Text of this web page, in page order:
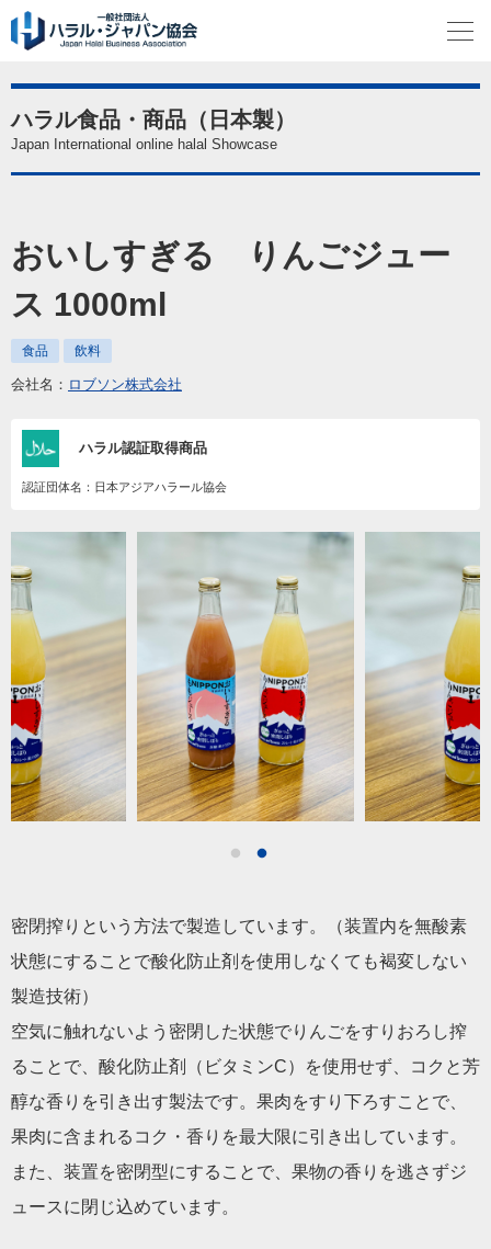
ハラル食品・商品（日本製）
Japan International online halal Showcase
おいしすぎる りんごジュー
ス 1000ml
食品 飲料
会社名： ロブソン株式会社
ハラル認証取得商品
認証団体名：日本アジアハラール協会
密閉搾りという方法で製造しています。（装置内を無酸素
状態にすることで酸化防止剤を使用しなくても褐変しない
製造技術）
空気に触れないよう密閉した状態でりんごをすりおろし搾
ることで、酸化防止剤（ビタミンC）を使用せず、コクと芳
醇な香りを引き出す製法です。果肉をすり下ろすことで、
果肉に含まれるコク・香りを最大限に引き出しています。
また、装置を密閉型にすることで、果物の香りを逃さずジ
ュースに閉じ込めています。